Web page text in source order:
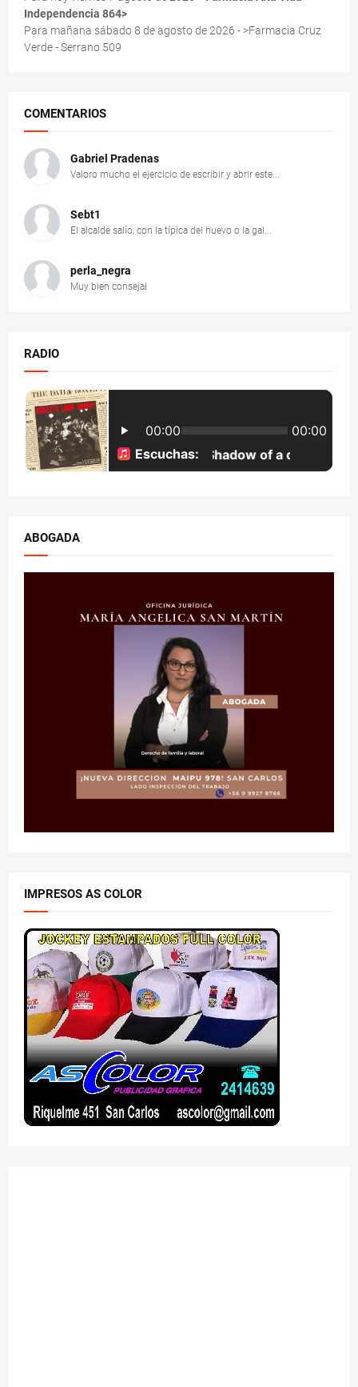
Independencia 864>
Para mañana sábado 8 de agosto de 2026 - >Farmacia Cruz
Verde - Serrano 509
COMENTARIOS
Gabriel Pradenas
Valoro mucho el ejercicio de escribir y abrir este...
Sebt1
El alcalde salío, con la típica del huevo o la gal...
perla_negra
Muy bien consejal
RADIO
ABOGADA
IMPRESOS AS COLOR